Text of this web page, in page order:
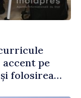
pe
folosirea